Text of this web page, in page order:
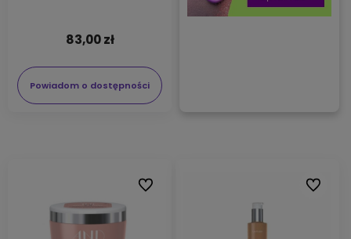
83,00 zł
Powiadom o dostępności
Do ulubionych Do